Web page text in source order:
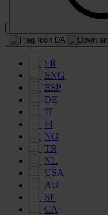
|
DA
FR
ENG
ESP
DE
IT
FI
NO
TR
NL
USA
AU
SE
CA